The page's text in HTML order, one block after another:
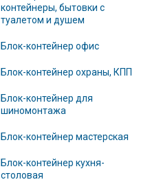
контейнеры, бытовки с
туалетом и душем
Блок-контейнер офис
Блок-контейнер охраны, КПП
Блок-контейнер для
шиномонтажа
Блок-контейнер мастерская
Блок-контейнер кухня-
столовая